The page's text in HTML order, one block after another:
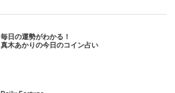
毎日の運勢がわかる！